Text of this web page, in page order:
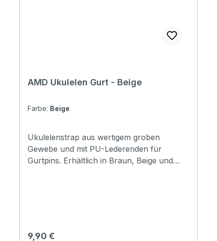
AMD Ukulelen Gurt - Beige
Farbe: Beige
Ukulelenstrap aus wertigem groben
Gewebe und mit PU-Lederenden für
Gurtpins. Erhältlich in Braun, Beige und
Regulärer Preis:
9,90 €